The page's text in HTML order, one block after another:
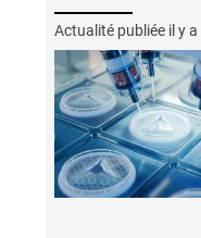
Actualité publiée il y a